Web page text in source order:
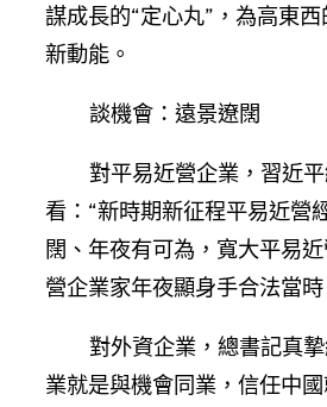
謀成長的“定心丸”，為高東
新動能。
談機會：遠景遼闊
對平易近營企業，習近
看：“新時期新征程平易近營
闊、年夜有可為，寬大平易
營企業家年夜顯身手合法當時
對外資企業，總書記真
業就是與機會同業，信任中國